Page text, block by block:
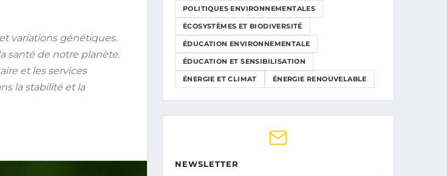
variations génétiques.
santé de notre planète.
et les services
la stabilité et la
POLITIQUES ENVIRONNEMENTALES
ÉCOSYSTÈMES ET BIODIVERSITÉ
ÉDUCATION ENVIRONNEMENTALE
ÉDUCATION ET SENSIBILISATION
ÉNERGIE ET CLIMAT ÉNERGIE RENOUVELABLE
NEWSLETTER